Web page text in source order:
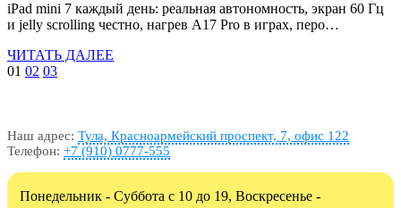
iPad mini 7 каждый день: реальная автономность, экран 60 Гц
и jelly scrolling честно, нагрев A17 Pro в играх, перо…
ЧИТАТЬ ДАЛЕЕ
01 02 03
Наш адрес: Тула, Красноармейский проспект, 7, офис 122
Телефон: +7 (910) 0777-555
Понедельник - Суббота с 10 до 19, Воскресенье -